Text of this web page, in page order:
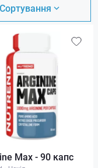
Сортування
Max - 90 капс